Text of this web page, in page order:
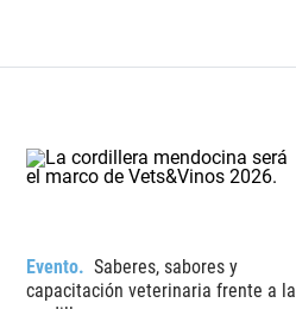
Evento
Saberes, sabores y
capacitación veterinaria frente a la